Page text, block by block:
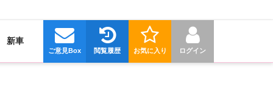
新車
ログイン
お気に入り
閲覧履歴
ご意見Box